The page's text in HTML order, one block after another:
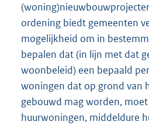
ordening biedt gemeenten
mogelijkheid om in
bepalen dat (in lijn met dat
woonbeleid) een bepaald
woningen dat op grond van
gebouwd mag worden,
huurwoningen, middeldure